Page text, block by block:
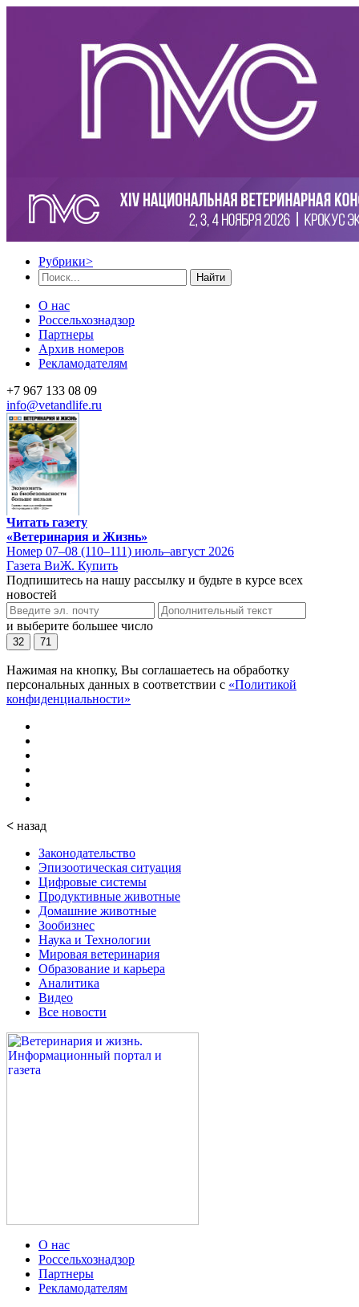
Рубрики>
Найти
О нас
Россельхознадзор
Партнеры
Архив номеров
Рекламодателям
+7 967 133 08 09
info@vetandlife.ru
Читать газету
«Ветеринария и Жизнь»
Номер 07–08 (110–111) июль–август 2026
Газета ВиЖ. Купить
Подпишитесь на нашу рассылку и будьте в курсе всех
новостей
и выберите большее число
32 71
Нажимая на кнопку, Вы соглашаетесь на обработку
персональных данных в соответствии с «Политикой
конфиденциальности»
< назад
Законодательство
Эпизоотическая ситуация
Цифровые системы
Продуктивные животные
Домашние животные
Зообизнес
Наука и Технологии
Мировая ветеринария
Образование и карьера
Аналитика
Видео
Все новости
О нас
Россельхознадзор
Партнеры
Рекламодателям